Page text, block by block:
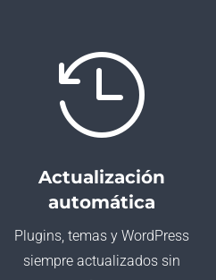

Actualización
automática
Plugins, temas y WordPress
siempre actualizados sin